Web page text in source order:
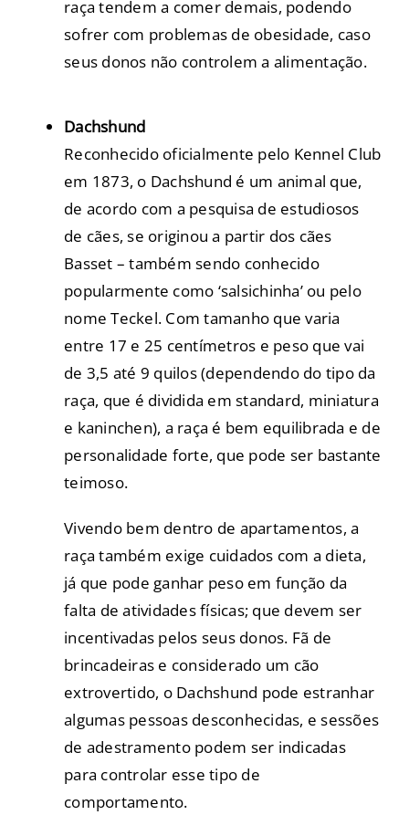
raça tendem a comer demais, podendo
sofrer com problemas de obesidade, caso
seus donos não controlem a alimentação.
Dachshund
Reconhecido oficialmente pelo Kennel Club
em 1873, o Dachshund é um animal que,
de acordo com a pesquisa de estudiosos
de cães, se originou a partir dos cães
Basset – também sendo conhecido
popularmente como ‘salsichinha’ ou pelo
nome Teckel. Com tamanho que varia
entre 17 e 25 centímetros e peso que vai
de 3,5 até 9 quilos (dependendo do tipo da
raça, que é dividida em standard, miniatura
e kaninchen), a raça é bem equilibrada e de
personalidade forte, que pode ser bastante
teimoso.
Vivendo bem dentro de apartamentos, a
raça também exige cuidados com a dieta,
já que pode ganhar peso em função da
falta de atividades físicas; que devem ser
incentivadas pelos seus donos. Fã de
brincadeiras e considerado um cão
extrovertido, o Dachshund pode estranhar
algumas pessoas desconhecidas, e sessões
de adestramento podem ser indicadas
para controlar esse tipo de
comportamento.